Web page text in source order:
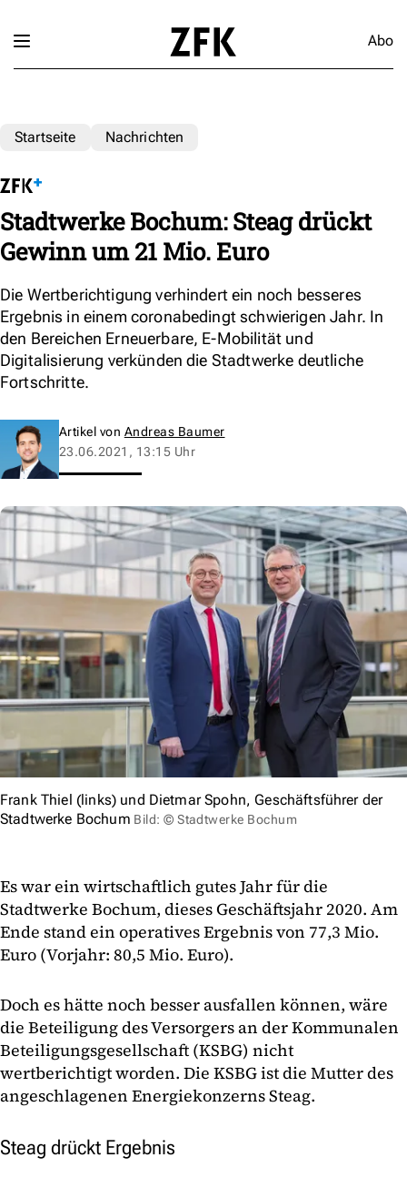
Abo
Startseite Nachrichten
Stadtwerke Bochum: Steag drückt
Gewinn um 21 Mio. Euro
Die Wertberichtigung verhindert ein noch besseres
Ergebnis in einem coronabedingt schwierigen Jahr. In
den Bereichen Erneuerbare, E-Mobilität und
Digitalisierung verkünden die Stadtwerke deutliche
Fortschritte.
Artikel von Andreas Baumer
23.06.2021, 13:15 Uhr
Frank Thiel (links) und Dietmar Spohn, Geschäftsführer der
Stadtwerke Bochum Bild: © Stadtwerke Bochum
Es war ein wirtschaftlich gutes Jahr für die
Stadtwerke Bochum, dieses Geschäftsjahr 2020. Am
Ende stand ein operatives Ergebnis von 77,3 Mio.
Euro (Vorjahr: 80,5 Mio. Euro).
Doch es hätte noch besser ausfallen können, wäre
die Beteiligung des Versorgers an der Kommunalen
Beteiligungsgesellschaft (KSBG) nicht
wertberichtigt worden. Die KSBG ist die Mutter des
angeschlagenen Energiekonzerns Steag.
Steag drückt Ergebnis